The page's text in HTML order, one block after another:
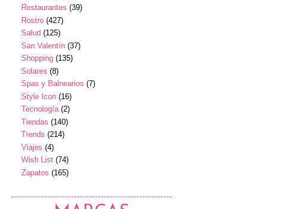
Restaurantes (39)
Rostro (427)
Salud (125)
San Valentín (37)
Shopping (135)
Solares (8)
Spas y Balnearios (7)
Style Icon (16)
Tecnología (2)
Tiendas (140)
Trends (214)
Viajes (4)
Wish List (74)
Zapatos (165)